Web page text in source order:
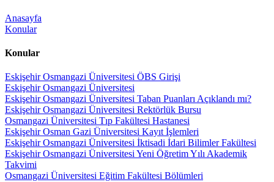
Anasayfa
Konular
Konular
Eskişehir Osmangazi Üniversitesi ÖBS Girişi
Eskişehir Osmangazi Üniversitesi
Eskişehir Osmangazi Üniversitesi Taban Puanları Açıklandı mı?
Eskişehir Osmangazi Üniversitesi Rektörlük Bursu
Osmangazi Üniversitesi Tıp Fakültesi Hastanesi
Eskişehir Osman Gazi Üniversitesi Kayıt İşlemleri
Eskişehir Osmangazi Üniversitesi İktisadi İdari Bilimler Fakültesi
Eskişehir Osmangazi Üniversitesi Yeni Öğretim Yılı Akademik
Takvimi
Osmangazi Üniversitesi Eğitim Fakültesi Bölümleri